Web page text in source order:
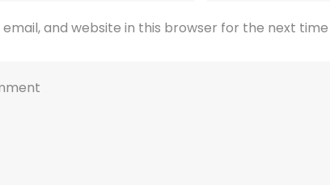
email, and website in this browser for the next